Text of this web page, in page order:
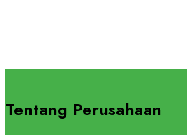
Tentang Perusahaan